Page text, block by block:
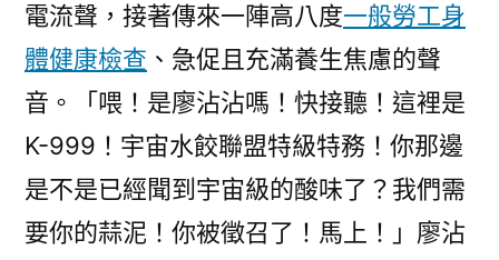
電流聲，接著傳來一陣高八度一般勞工身
體健康檢查 、急促且充滿養生焦慮的聲
音。「喂！是廖沾沾嗎！快接聽！這裡是
K-999！宇宙水餃聯盟特級特務！你那邊
是不是已經聞到宇宙級的酸味了？我們需
要你的蒜泥！你被徵召了！馬上！」廖沾